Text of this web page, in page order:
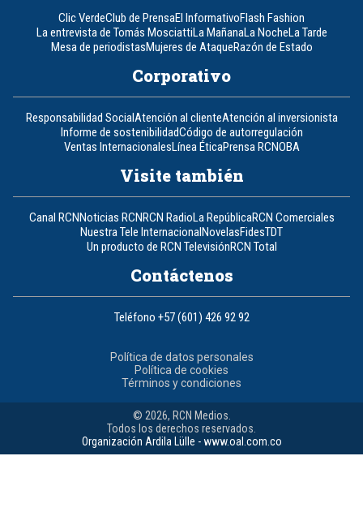
Clic VerdeClub de PrensaEl InformativoFlash Fashion
La entrevista de Tomás MosciattiLa MañanaLa NocheLa Tarde
Mesa de periodistasMujeres de AtaqueRazón de Estado
Corporativo
Responsabilidad SocialAtención al clienteAtención al inversionista
Informe de sostenibilidadCódigo de autorregulación
Ventas InternacionalesLínea ÉticaPrensa RCNOBA
Visite también
Canal RCNNoticias RCNRCN RadioLa RepúblicaRCN Comerciales
Nuestra Tele InternacionalNovelasFidesTDT
Un producto de RCN TelevisiónRCN Total
Contáctenos
Teléfono +57 (601) 426 92 92
Política de datos personales
Política de cookies
Términos y condiciones
© 2026, RCN Medios.
Todos los derechos reservados.
Organización Ardila Lülle - www.oal.com.co